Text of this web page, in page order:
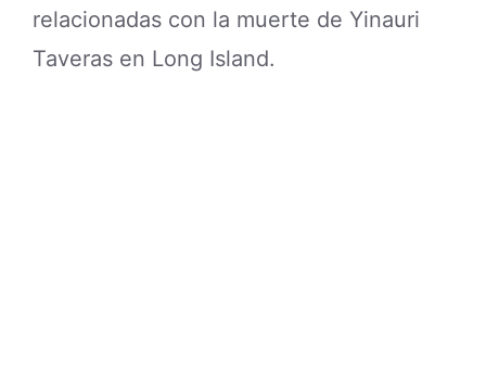
relacionadas con la muerte de Yinauri
Taveras en Long Island.